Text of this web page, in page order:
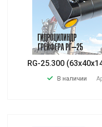
RG-25.300
В наличии